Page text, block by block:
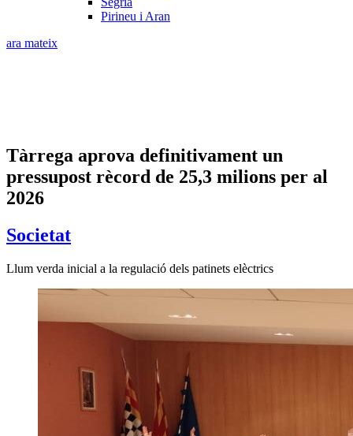
Pirineu i Aran
ara mateix
Tàrrega aprova definitivament un
pressupost rècord de 25,3 milions per al
2026
Societat
Llum verda inicial a la regulació dels patinets elèctrics